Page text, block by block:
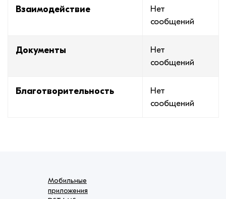
Взаимодействие
Нет
сообщений
Документы
Нет
сообщений
Благотворительность
Нет
сообщений
Мобильные
приложения